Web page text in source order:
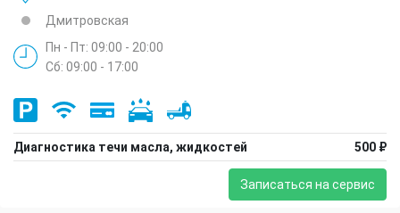
Дмитровская
Пн - Пт: 09:00 - 20:00
Сб: 09:00 - 17:00
Диагностика течи масла, жидкостей 500 ₽
Записаться на сервис